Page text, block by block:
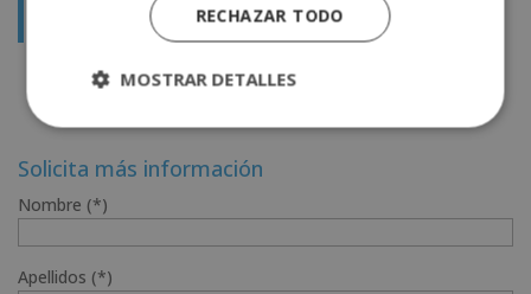
Soldadura + Técnico de Mecanizado
Solicita más información
Nombre (*)
Apellidos (*)
RECHAZAR TODO
MOSTRAR DETALLES